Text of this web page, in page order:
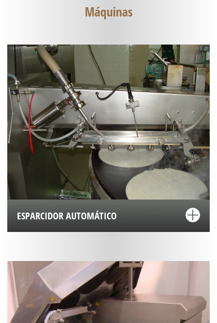
Máquinas
ESPARCIDOR AUTOMÁTICO